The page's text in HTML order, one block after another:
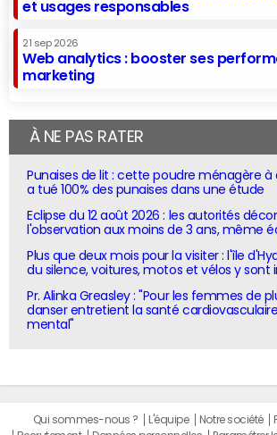
et usages responsables
21 sep 2026
Web analytics : booster ses
marketing
À NE PAS RATER
Punaises de lit : cette poudre ménagère à
a tué 100% des punaises dans une étude
Eclipse du 12 août 2026 : les autorités
l'observation aux moins de 3 ans, même
Plus que deux mois pour la visiter : l'île
du silence, voitures, motos et vélos y sont
Pr. Alinka Greasley : "Pour les femmes de
danser entretient la santé
mental"
Qui sommes-nous ? L'équipe Notre société